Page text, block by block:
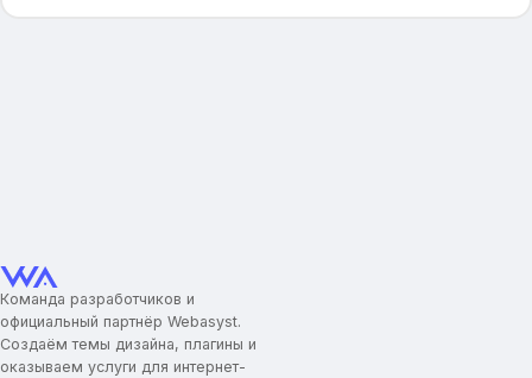
Команда разработчиков и
официальный партнёр Webasyst.
Создаём темы дизайна, плагины и
оказываем услуги для интернет-